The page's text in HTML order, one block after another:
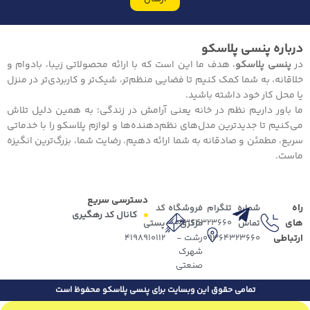
درباره پنسی پلاسکو
درپنسی پلاسکو، هدف ما این است که با ارائه محصولاتی زیبا، بادوام و
خلاقانه، به شما کمک کنیم تا فضایی منظم‌تر، شیک‌تر و کاربردی‌تر در منزل
یا محل کار خود داشته باشید.
ما باور داریم نظم در خانه یعنی آرامش در زندگی؛ به همین دلیل تلاش
می‌کنیم تا جدیدترین مدل‌های نظم‌دهنده‌ها و لوازم پلاسکو را با خدماتی
سریع، مطمئن و صادقانه به شما ارائه دهیم. رضایت شما، بزرگ‌ترین انگیزه
ماست.
دسترسی سریع
کانال کد رهگیری
راه
های
ارتباطی
شماره
تماس
09364323660
تلگرام
09364323660
فروشگاه
مرکزی
رشت -
شهرک
صنعتی
کد
پستی
4198910112
تمامی حقوق این وبسایت برای پنسی پلاسکو محفوظ است